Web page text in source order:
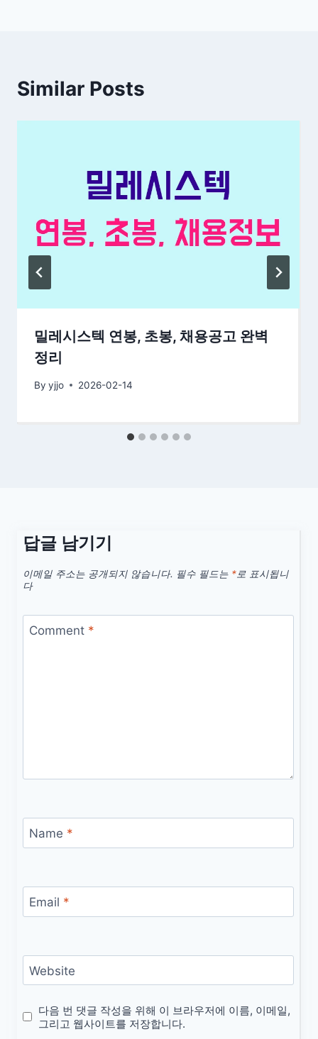
Similar Posts
밀레시스텍 연봉, 초봉, 채용공고 완벽
정리
By yjjo 2026-02-14
답글 남기기
이메일 주소는 공개되지 않습니다. 필수 필드는 *로 표시됩니
다
Comment *
Name *
Email *
Website
다음 번 댓글 작성을 위해 이 브라우저에 이름, 이메일,
그리고 웹사이트를 저장합니다.